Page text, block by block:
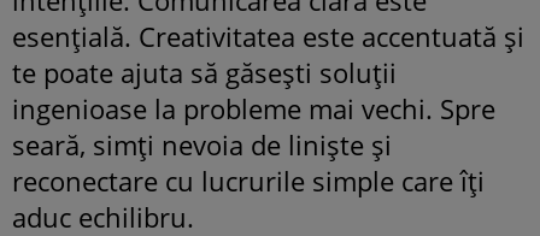
esențială. Creativitatea este accentuată și
te poate ajuta să găsești soluții
ingenioase la probleme mai vechi. Spre
seară, simți nevoia de liniște și
reconectare cu lucrurile simple care îți
aduc echilibru.